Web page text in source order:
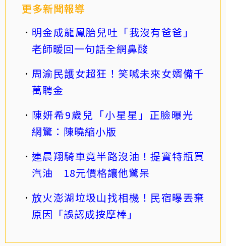
更多新聞報導
明金成龍鳳胎兒吐「我沒有爸爸」
老師暖回一句話全網鼻酸
周渝民護女超狂！笑喊未來女婿備千
萬聘金
陳妍希9歲兒「小星星」正臉曝光
網驚：陳曉縮小版
連晨翔騎車竟半路沒油！提寶特瓶買
汽油 18元價格讓他驚呆
放火澎湖垃圾山找相機！民宿曝丟棄
原因「誤認成按摩棒」